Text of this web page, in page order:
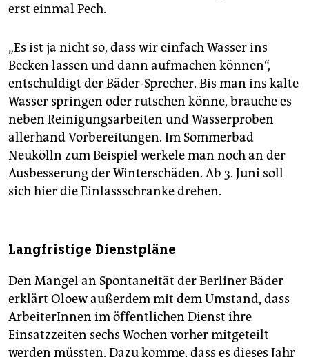
erst einmal Pech.
„Es ist ja nicht so, dass wir einfach Wasser ins
Becken lassen und dann aufmachen können“,
entschuldigt der Bäder-Sprecher. Bis man ins kalte
Wasser springen oder rutschen könne, brauche es
neben Reinigungsarbeiten und Wasserproben
allerhand Vorbereitungen. Im Sommerbad
Neukölln zum Beispiel werkele man noch an der
Ausbesserung der Winterschäden. Ab 3. Juni soll
sich hier die Einlassschranke drehen.
Langfristige Dienstpläne
Den Mangel an Spontaneität der Berliner Bäder
erklärt Oloew außerdem mit dem Umstand, dass
ArbeiterInnen im öffentlichen Dienst ihre
Einsatzzeiten sechs Wochen vorher mitgeteilt
werden müssten. Dazu komme, dass es dieses Jahr